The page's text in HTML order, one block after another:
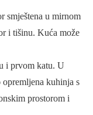
smještena u mirnom
i tišinu. Kuća može
i prvom katu. U
kuhinja s
prostorom i